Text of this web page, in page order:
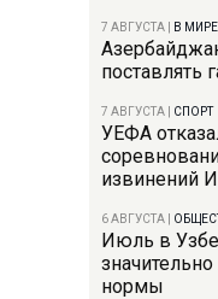
7 АВГУСТА В МИРЕ
поставлять
7 АВГУСТА СПОРТ
УЕФА
извинений
6 АВГУСТА
Июль в
нормы